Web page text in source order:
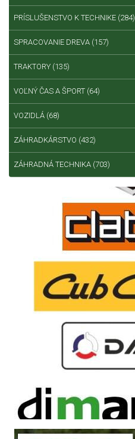
PRÍSLUŠENSTVO K TECHNIKE (284)
SPRACOVANIE DREVA (157)
TRAKTORY (135)
VOĽNÝ ČAS A ŠPORT (64)
VOZIDLÁ (68)
ZÁHRADKÁRSTVO (432)
ZÁHRADNÁ TECHNIKA (703)